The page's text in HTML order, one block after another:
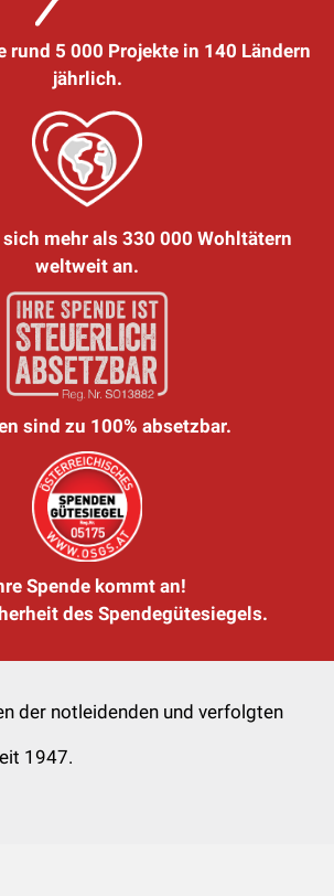
rund 5 000 Projekte in 140 Ländern
jährlich.
mehr als 330 000 Wohltätern
weltweit an.
sind zu 100% absetzbar.
Spende kommt an!
des Spendegütesiegels.
der notleidenden und verfolgten
1947.